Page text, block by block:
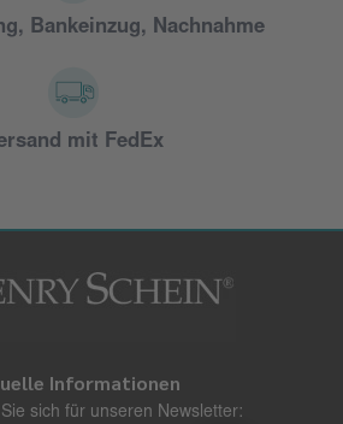
Bankeinzug, Nachnahme
mit FedEx
Informationen
sich für unseren Newsletter: